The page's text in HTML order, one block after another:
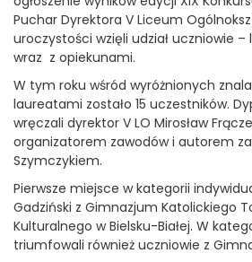
Puchar Dyrektora V Liceum
uroczystości wzięli udział uczniowie –
wraz z opiekunami.
W tym roku wśród wyróżnionych
laureatami zostało 15 uczestników.
wręczali dyrektor V LO Mirosław
organizatorem zawodów i autorem
Szymczykiem.
Pierwsze miejsce w kategorii
Gadziński z Gimnazjum Katolickiego
Kulturalnego w Bielsku-Białej. W
triumfowali również uczniowie z